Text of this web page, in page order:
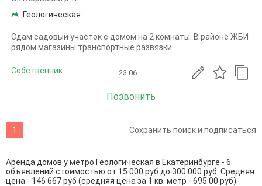
Геологическая
Сдам садовый участок с домом на 2 комнаты. В районе ЖБИ
рядом магазины транспортные развязки
Собственник 23.06
Позвонить
1 Сохранить поиск и подписаться
Аренда домов у метро Геологическая в Екатеринбурге - 6
объявлений стоимостью от 15 000 руб до 300 000 руб. Средняя
цена - 146 667 руб (средняя цена за 1 кв. метр - 695.00 руб)